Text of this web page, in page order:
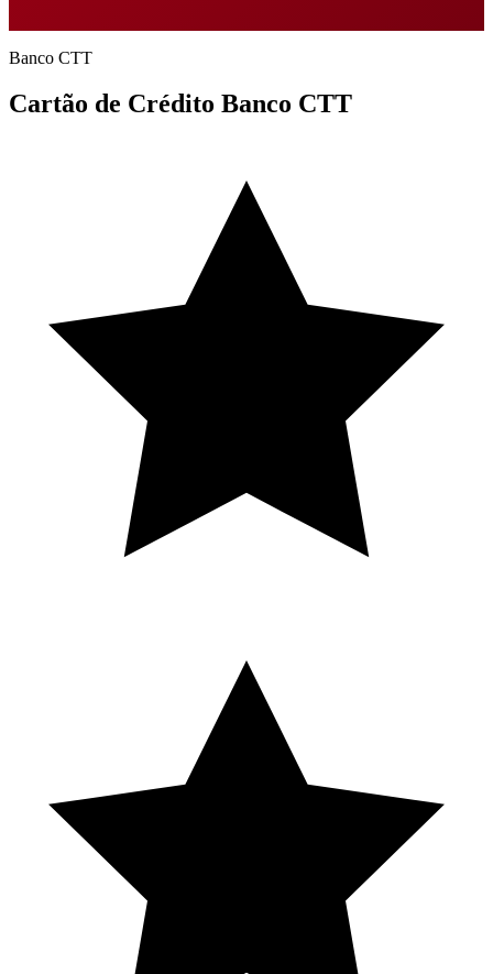
Banco CTT
Cartão de Crédito Banco CTT